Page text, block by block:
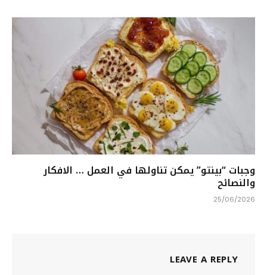
وجبات “بينتو” يمكن تناولها في العمل … الافكار
والنصائح
25/06/2026
LEAVE A REPLY